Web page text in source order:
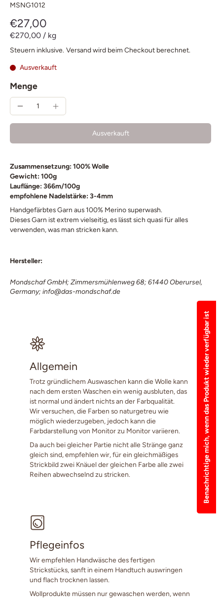
MSNG1012
€27,00
€270,00 / kg
Steuern inklusive. Versandwird beim Checkout berechnet.
Ausverkauft
Menge
Ausverkauft
Zusammensetzung: 100% Wolle
Gewicht: 100g
Lauflänge: 366m/100g
empfohlene Nadelstärke: 3-4mm
Handgefärbtes Garn aus 100% Merino superwash.
Dieses Garn ist extrem vielseitig, es lässt sich quasi für alles
verwenden, was man stricken kann.
Hersteller:
Mondschaf GmbH; Zimmersmühlenweg 68; 61440 Oberursel,
Germany; info@das-mondschaf.de
Allgemein
Trotz gründlichem Auswaschen kann die Wolle kann
nach dem ersten Waschen ein wenig ausbluten, das
ist normal und ändert nichts an der Farbqualität.
Wir versuchen, die Farben so naturgetreu wie
möglich wiederzugeben, jedoch kann die
Farbdarstellung von Monitor zu Monitor variieren.
Da auch bei gleicher Partie nicht alle Stränge ganz
gleich sind, empfehlen wir, für ein gleichmäßiges
Strickbild zwei Knäuel der gleichen Farbe alle zwei
Reihen abwechselnd zu stricken.
Pflegeinfos
Wir empfehlen Handwäsche des fertigen
Strickstücks, sanft in einem Handtuch auswringen
und flach trocknen lassen.
Wollprodukte müssen nur gewaschen werden, wenn
Benachrichtige mich, wenn das Produkt wieder verfügbar ist